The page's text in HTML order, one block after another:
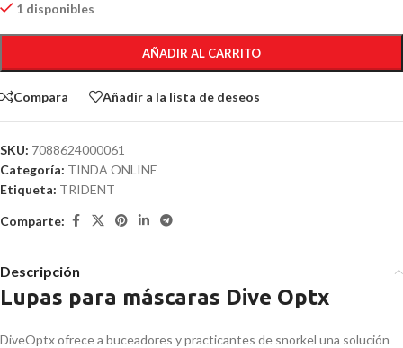
1 disponibles
AÑADIR AL CARRITO
Compara Añadir a la lista de deseos
SKU: 7088624000061
Categoría: TINDA ONLINE
Etiqueta: TRIDENT
Comparte:
Descripción
Lupas para máscaras Dive Optx
DiveOptx ofrece a buceadores y practicantes de snorkel una solución